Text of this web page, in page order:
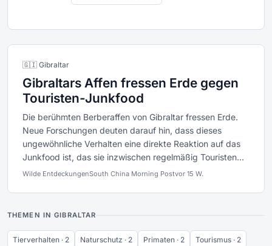
🇬🇮 Gibraltar
Gibraltars Affen fressen Erde gegen
Touristen-Junkfood
Die berühmten Berberaffen von Gibraltar fressen Erde.
Neue Forschungen deuten darauf hin, dass dieses
ungewöhnliche Verhalten eine direkte Reaktion auf das
Junkfood ist, das sie inzwischen regelmäßig Touristen...
Wilde EntdeckungenSouth China Morning Postvor 15 W.
THEMEN IN GIBRALTAR
Tierverhalten · 2 Naturschutz · 2 Primaten · 2 Tourismus · 2